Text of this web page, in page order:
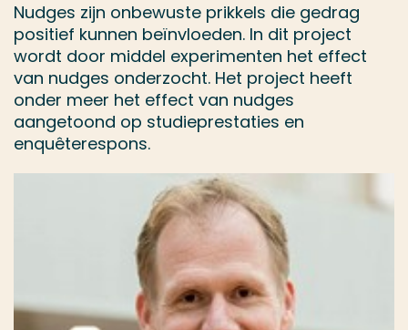
Nudges zijn onbewuste prikkels die gedrag
positief kunnen beïnvloeden. In dit project
wordt door middel experimenten het effect
van nudges onderzocht. Het project heeft
onder meer het effect van nudges
aangetoond op studieprestaties en
enquêterespons.